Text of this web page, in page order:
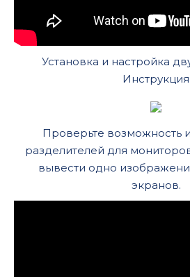
Установка и настройка
Инструкция
Проверьте возможность
разделителей для
вывести одно
экранов.